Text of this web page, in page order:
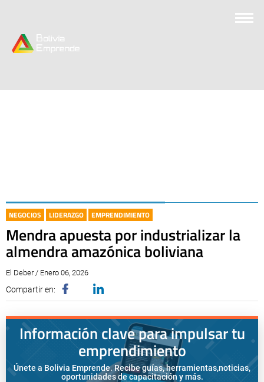
NEGOCIOS LIDERAZGO EMPRENDIMIENTO
Mendra apuesta por industrializar la
almendra amazónica boliviana
El Deber / Enero 06, 2026
Compartir en:
Información clave para impulsar tu
emprendimiento
Únete a Bolivia Emprende. Recibe guías, herramientas,noticias,
oportunidades de capacitación y más.